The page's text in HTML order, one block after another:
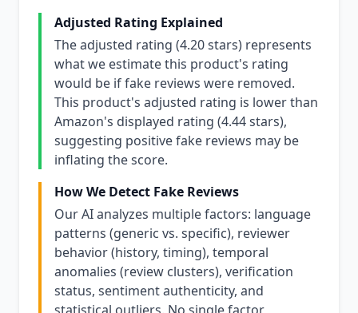
Adjusted Rating Explained
The adjusted rating (4.20 stars) represents
what we estimate this product's rating
would be if fake reviews were removed.
This product's adjusted rating is lower than
Amazon's displayed rating (4.44 stars),
suggesting positive fake reviews may be
inflating the score.
How We Detect Fake Reviews
Our AI analyzes multiple factors: language
patterns (generic vs. specific), reviewer
behavior (history, timing), temporal
anomalies (review clusters), verification
status, sentiment authenticity, and